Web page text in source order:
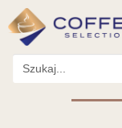
Search
for: